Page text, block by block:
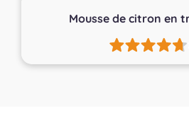
Mousse de citron en